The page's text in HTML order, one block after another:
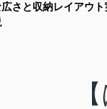
さと収納レイアウト